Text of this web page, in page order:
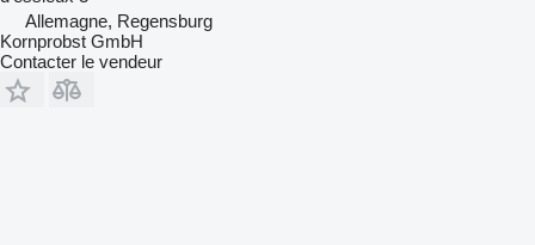
Allemagne, Regensburg
Kornprobst GmbH
Contacter le vendeur